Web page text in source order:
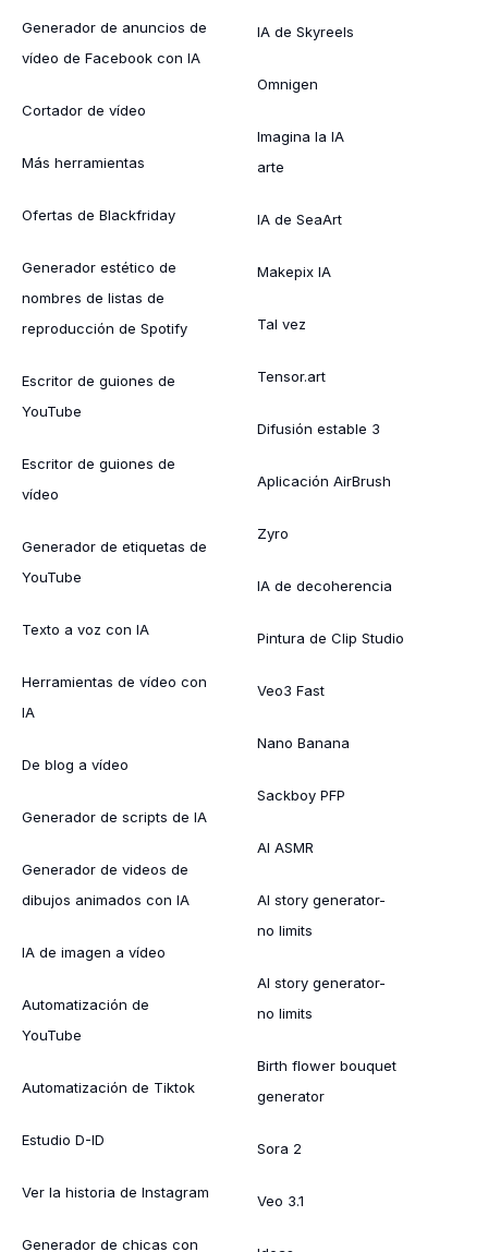
Generador de anuncios de
vídeo de Facebook con IA
Cortador de vídeo
Más herramientas
Ofertas de Blackfriday
Generador estético de
nombres de listas de
reproducción de Spotify
Escritor de guiones de
YouTube
Escritor de guiones de
vídeo
Generador de etiquetas de
YouTube
Texto a voz con IA
Herramientas de vídeo con
IA
De blog a vídeo
Generador de scripts de IA
Generador de videos de
dibujos animados con IA
IA de imagen a vídeo
Automatización de
YouTube
Automatización de Tiktok
Estudio D-ID
Ver la historia de Instagram
Generador de chicas con
IA de Skyreels
Omnigen
Imagina la IA
arte
IA de SeaArt
Makepix IA
Tal vez
Tensor.art
Difusión estable 3
Aplicación AirBrush
Zyro
IA de decoherencia
Pintura de Clip Studio
Veo3 Fast
Nano Banana
Sackboy PFP
AI ASMR
AI story generator-
no limits
AI story generator-
no limits
Birth flower bouquet
generator
Sora 2
Veo 3.1